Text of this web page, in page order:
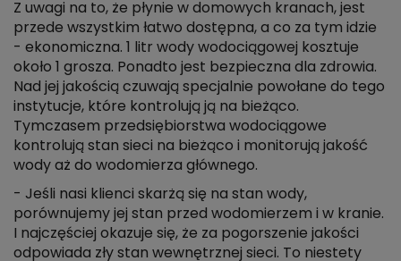
Z uwagi na to, że płynie w domowych kranach, jest
przede wszystkim łatwo dostępna, a co za tym idzie
- ekonomiczna. 1 litr wody wodociągowej kosztuje
około 1 grosza. Ponadto jest bezpieczna dla zdrowia.
Nad jej jakością czuwają specjalnie powołane do tego
instytucje, które kontrolują ją na bieżąco.
Tymczasem przedsiębiorstwa wodociągowe
kontrolują stan sieci na bieżąco i monitorują jakość
wody aż do wodomierza głównego.
- Jeśli nasi klienci skarżą się na stan wody,
porównujemy jej stan przed wodomierzem i w kranie.
I najczęściej okazuje się, że za pogorszenie jakości
odpowiada zły stan wewnętrznej sieci. To niestety